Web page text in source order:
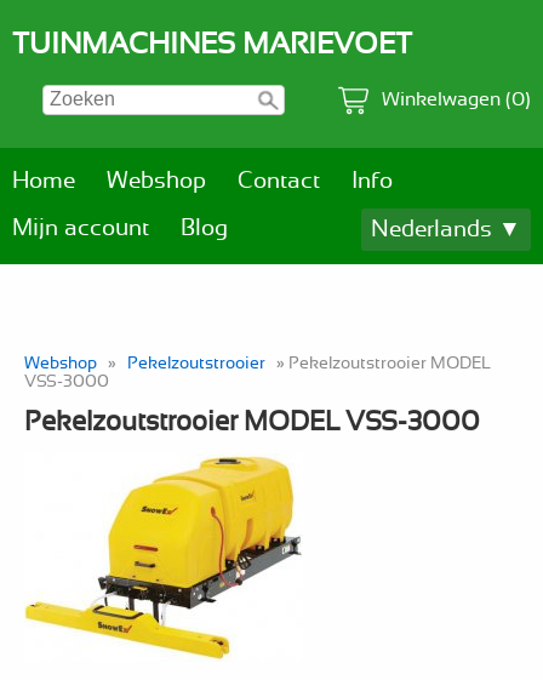
TUINMACHINES MARIEVOET
Winkelwagen (0)
Home Webshop Contact Info
Mijn account Blog Nederlands ▼
Webshop » Pekelzoutstrooier » Pekelzoutstrooier MODEL
VSS-3000
Pekelzoutstrooier MODEL VSS-3000